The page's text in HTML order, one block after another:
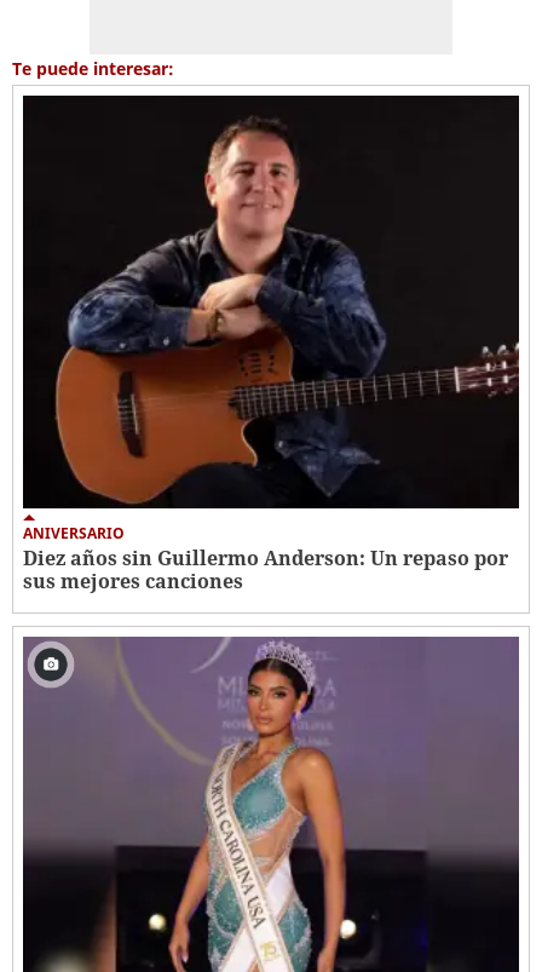
Te puede interesar:
ANIVERSARIO
Diez años sin Guillermo Anderson: Un repaso por
sus mejores canciones